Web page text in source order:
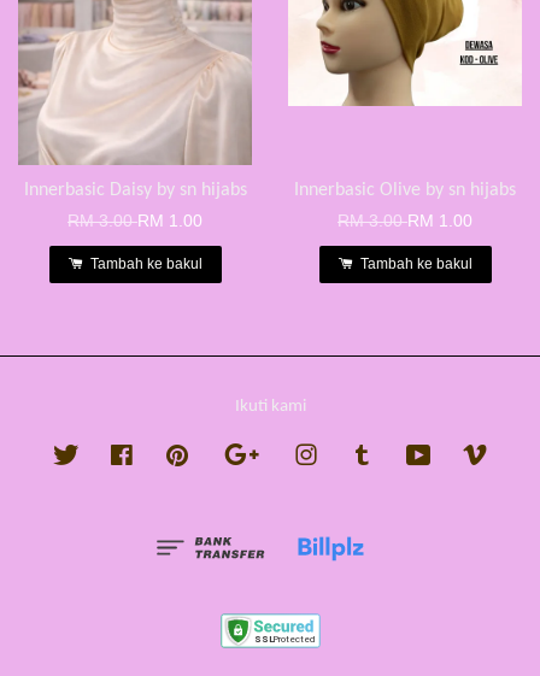
Innerbasic Daisy by sn hijabs
RM 3.00RM 1.00
Tambah ke bakul
Innerbasic Olive by sn hijabs
RM 3.00RM 1.00
Tambah ke bakul
Ikuti kami
Twitter FacebookPinterest Google InstagramTumblr YouTube